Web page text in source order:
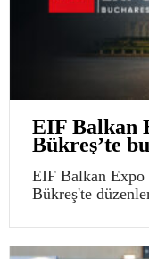
EIF Balkan
Bükreş’te
EIF Balkan Expo
Bükreş'te